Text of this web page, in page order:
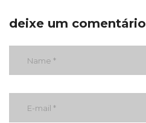
deixe um comentário